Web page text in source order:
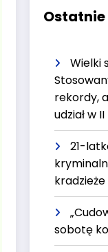
Wielki
rekordy,
udział w
21-
sobotę